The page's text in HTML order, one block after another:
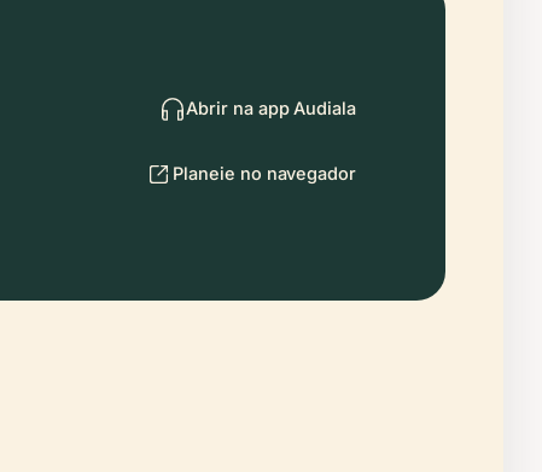
Abrir na app Audiala
Planeie no navegador